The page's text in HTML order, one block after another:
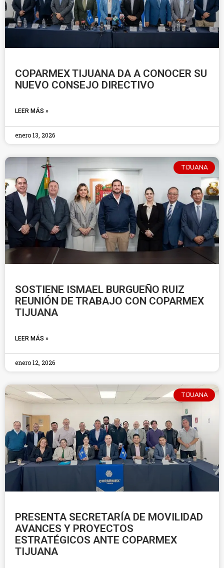
COPARMEX TIJUANA DA A CONOCER SU
NUEVO CONSEJO DIRECTIVO
LEER MÁS »
enero 13, 2026
TIJUANA
SOSTIENE ISMAEL BURGUEÑO RUIZ
REUNIÓN DE TRABAJO CON COPARMEX
TIJUANA
LEER MÁS »
enero 12, 2026
TIJUANA
PRESENTA SECRETARÍA DE MOVILIDAD
AVANCES Y PROYECTOS
ESTRATÉGICOS ANTE COPARMEX
TIJUANA